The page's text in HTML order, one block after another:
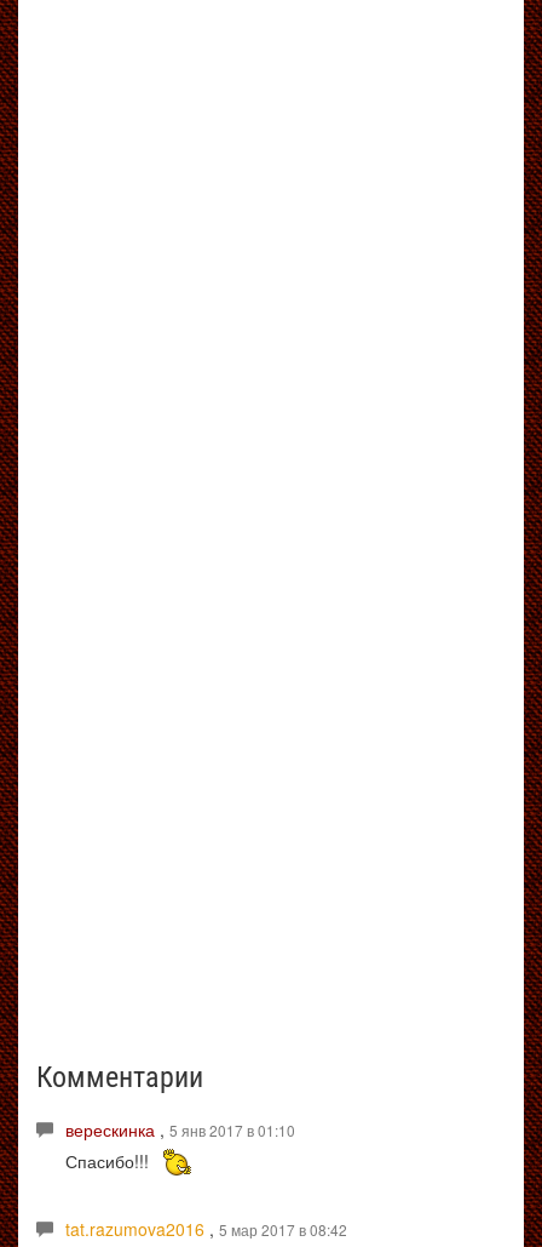
Комментарии
верескинка , 5 янв 2017 в 01:10
Спасибо!!!
tat.razumova2016 , 5 мар 2017 в 08:42